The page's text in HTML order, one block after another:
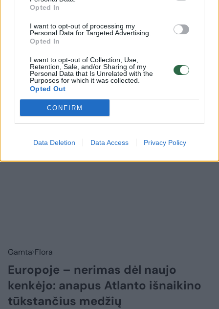
Opted In
I want to opt-out of processing my
Personal Data for Targeted Advertising.
Opted In
I want to opt-out of Collection, Use,
Retention, Sale, and/or Sharing of my
Personal Data that Is Unrelated with the
Purposes for which it was collected.
Opted Out
CONFIRM
Data Deletion Data Access Privacy Policy
Prisijunkite prie registruotų vartotojų
Prisijungti komentatoriams
Gamta Flora
Europoje – nerimas dėl naujo
kenkėjo: anapus Atlanto išnaikino
tūkstančius medžių